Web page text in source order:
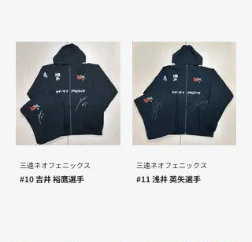
三遠ネオフェニックス
#10 吉井 裕鷹選手
三遠ネオフェニックス
#11 浅井 英矢選手